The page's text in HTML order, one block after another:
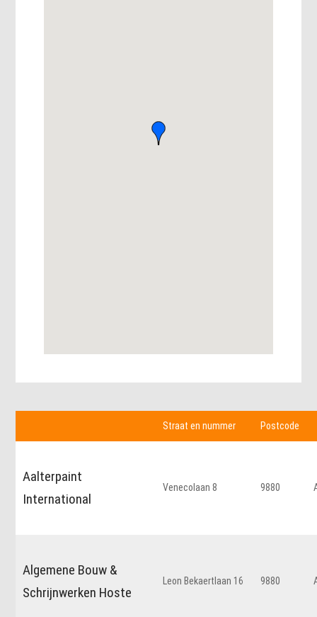
Straat en nummer Postcode
Aalterpaint
International
Venecolaan 8 9880
Algemene Bouw &
Schrijnwerken Hoste
Leon Bekaertlaan 16 9880